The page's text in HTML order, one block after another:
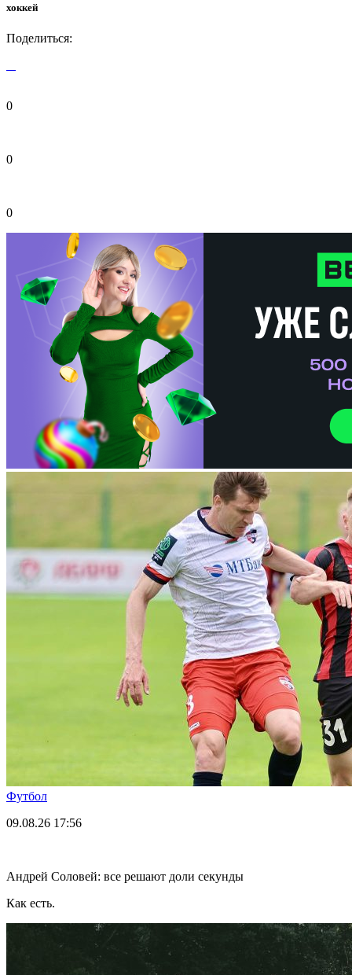
хоккей
Поделиться:
0
0
0
Футбол
09.08.26 17:56
Андрей Соловей: все решают доли секунды
Как есть.